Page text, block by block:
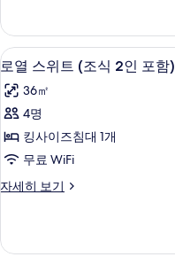
사
진
모
두
보
기
식
인
함)
자
히
보
로
열
스
위
트
식
인
14
로열 스위트 (조식 2인 포함)
36㎡
4명
킹사이즈침대 1개
무료 WiFi
자세히 보기
로
트